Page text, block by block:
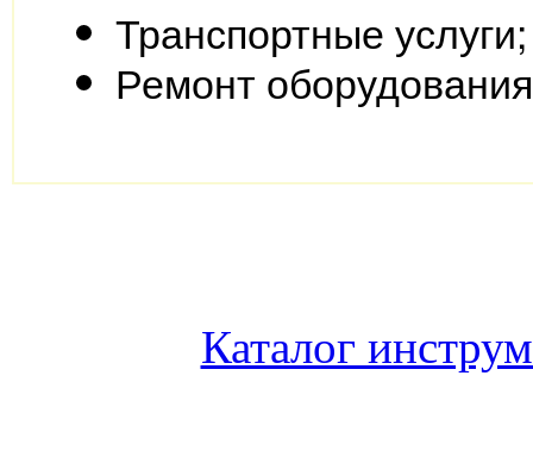
Транспортные услуги;
Ремонт
Каталог